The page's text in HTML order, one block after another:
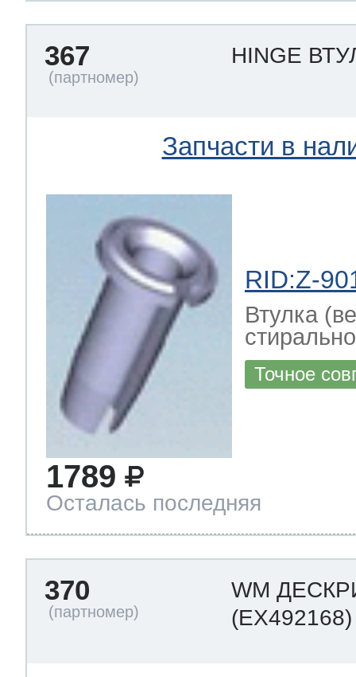
367 HINGE
Запчасти в
RID:Z-
Втулка
Точное
1789
Осталась последняя
370
WM
(EX492168)